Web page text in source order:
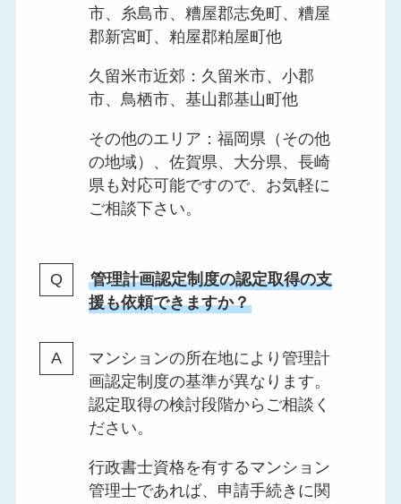
市、糸島市、糟屋郡志免町、糟屋
郡新宮町、粕屋郡粕屋町他
久留米市近郊：久留米市、小郡
市、鳥栖市、基山郡基山町他
その他のエリア：福岡県（その他
の地域）、佐賀県、大分県、長崎
県も対応可能ですので、お気軽に
ご相談下さい。
管理計画認定制度の認定取得の支
援も依頼できますか？
マンションの所在地により管理計
画認定制度の基準が異なります。
認定取得の検討段階からご相談く
ださい。
行政書士資格を有するマンション
管理士であれば、申請手続きに関